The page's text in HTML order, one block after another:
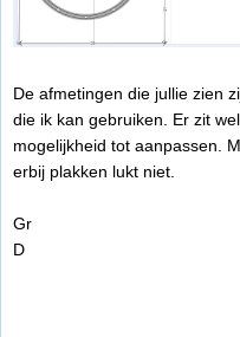
De afmetingen die jullie zien
die ik kan gebruiken. Er zit
mogelijkheid tot aanpassen.
erbij plakken lukt niet.
Gr
D